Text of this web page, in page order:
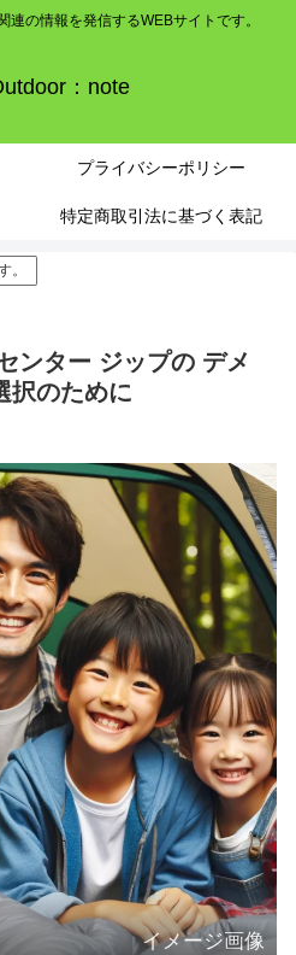
の情報を発信するWEBサイトです。
：note
プライバシーポリシー
特定商取引法に基づく表記
。
ンター ジップの デメ
択のために
イメージ画像